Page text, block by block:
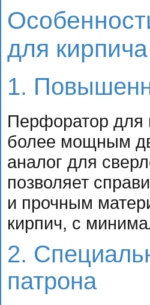
для кирпича
1.
Перфоратор для
более мощным
аналог для
позволяет
и прочным
кирпич, с
2.
патрона